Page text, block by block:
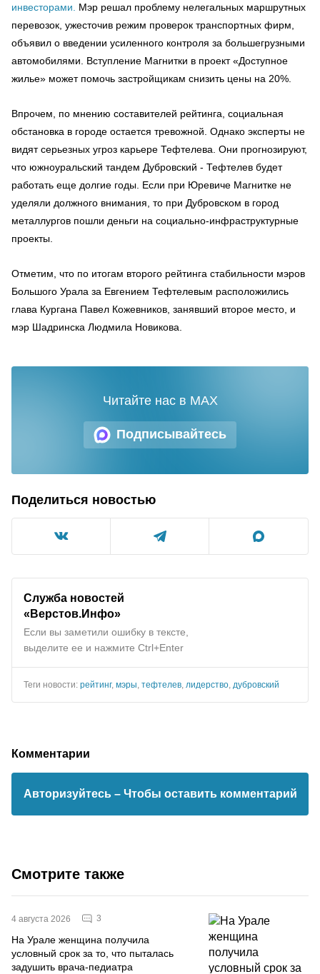
инвесторами.
Мэр решал проблему нелегальных маршрутных
перевозок, ужесточив режим проверок транспортных фирм,
объявил о введении усиленного контроля за большегрузными
автомобилями. Вступление Магнитки в проект «Доступное
жилье» может помочь застройщикам снизить цены на 20%.
Впрочем, по мнению составителей рейтинга, социальная
обстановка в городе остается тревожной. Однако эксперты не
видят серьезных угроз карьере Тефтелева. Они прогнозируют,
что южноуральский тандем Дубровский - Тефтелев будет
работать еще долгие годы. Если при Юревиче Магнитке не
уделяли должного внимания, то при Дубровском в город
металлургов пошли деньги на социально-инфраструктурные
проекты.
Отметим, что по итогам второго рейтинга стабильности мэров
Большого Урала за Евгением Тефтелевым расположились
глава Кургана Павел Кожевников, занявший второе место, и
мэр Шадринска Людмила Новикова.
Подписывайтесь
Читайте нас в MAX
Поделиться новостью
Служба новостей
«Верстов.Инфо»
Если вы заметили ошибку в тексте,
выделите ее и нажмите Ctrl+Enter
Теги новости: рейтинг, мэры тефтелев лидерство дубровский
Комментарии
Авторизуйтесь – Чтобы оставить комментарий
Смотрите также
4 августа 2026 3
На Урале женщина получила
условный срок за то, что пыталась
задушить врача-педиатра